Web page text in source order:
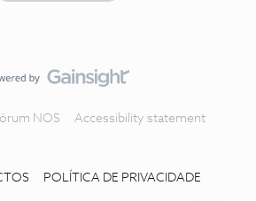
NOS Accessibility statement
POLÍTICA DE PRIVACIDADE